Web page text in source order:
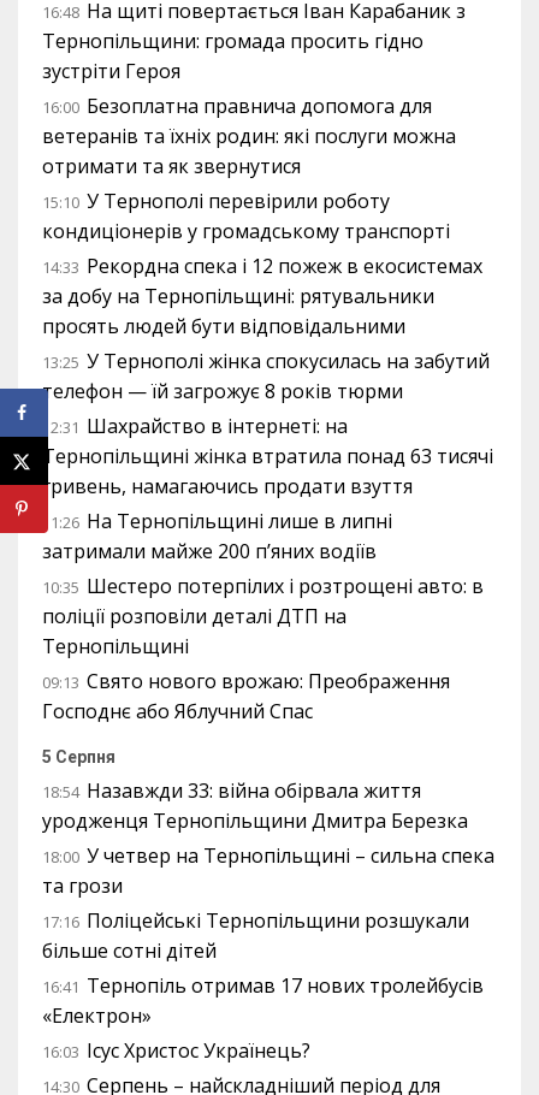
16:48 На щиті повертається Іван Карабаник з
Тернопільщини: громада просить гідно
зустріти Героя
16:00 Безоплатна правнича допомога для
ветеранів та їхніх родин: які послуги можна
отримати та як звернутися
15:10 У Тернополі перевірили роботу
кондиціонерів у громадському транспорті
14:33 Рекордна спека і 12 пожеж в екосистемах
за добу на Тернопільщині: рятувальники
просять людей бути відповідальними
13:25 У Тернополі жінка спокусилась на забутий
телефон — їй загрожує 8 років тюрми
12:31 Шахрайство в інтернеті: на
Тернопільщині жінка втратила понад 63 тисячі
гривень, намагаючись продати взуття
11:26 На Тернопільщині лише в липні
затримали майже 200 п’яних водіїв
10:35 Шестеро потерпілих і розтрощені авто: в
поліції розповіли деталі ДТП на
Тернопільщині
09:13 Свято нового врожаю: Преображення
Господнє або Яблучний Спас
5 Серпня
18:54 Назавжди 33: війна обірвала життя
уродженця Тернопільщини Дмитра Березка
18:00 У четвер на Тернопільщині – сильна спека
та грози
17:16 Поліцейські Тернопільщини розшукали
більше сотні дітей
16:41 Тернопіль отримав 17 нових тролейбусів
«Електрон»
16:03 Ісус Христос Українець?
14:30 Серпень – найскладніший період для